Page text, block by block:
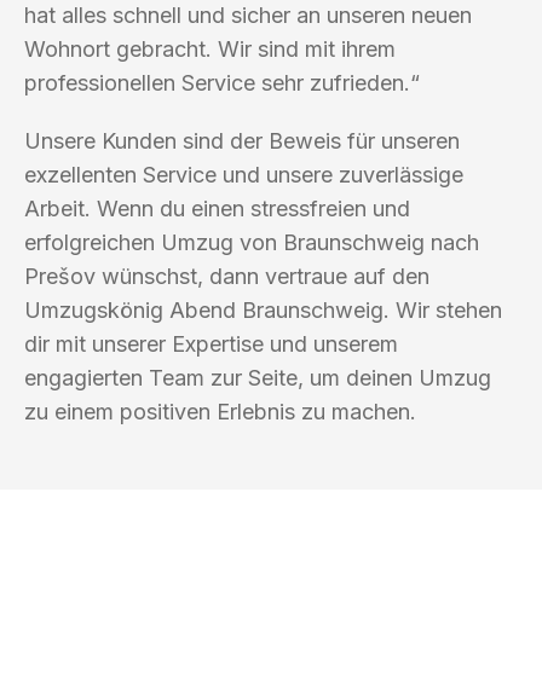
hat alles schnell und sicher an unseren neuen
Wohnort gebracht. Wir sind mit ihrem
professionellen Service sehr zufrieden.“
Unsere Kunden sind der Beweis für unseren
exzellenten Service und unsere zuverlässige
Arbeit. Wenn du einen stressfreien und
erfolgreichen Umzug von Braunschweig nach
Prešov wünschst, dann vertraue auf den
Umzugskönig Abend Braunschweig. Wir stehen
dir mit unserer Expertise und unserem
engagierten Team zur Seite, um deinen Umzug
zu einem positiven Erlebnis zu machen.